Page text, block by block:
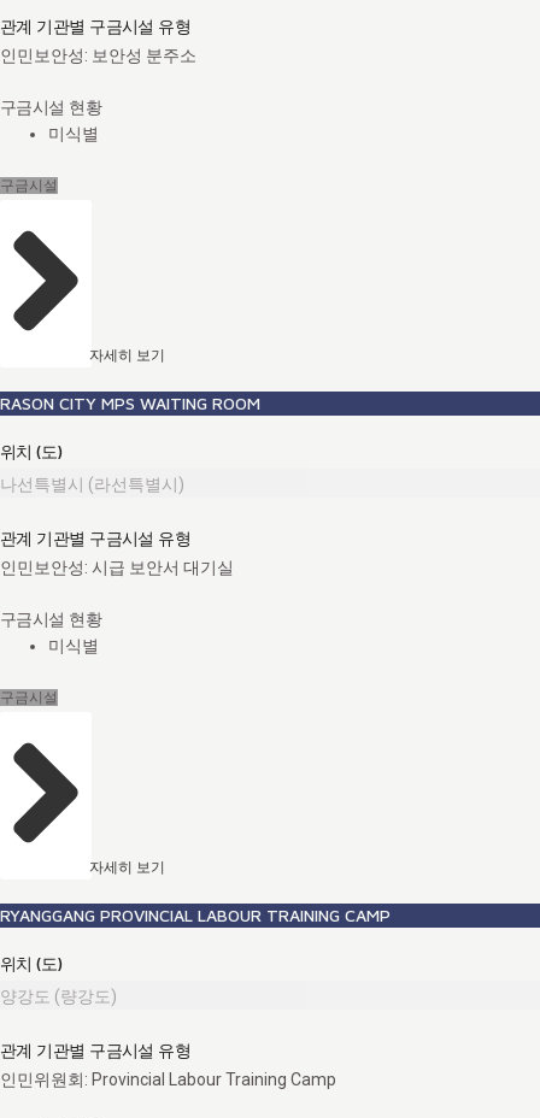
관계 기관별 구금시설 유형
인민보안성: 보안성 분주소
구금시설 현황
미식별
구금시설
자세히 보기
RASON CITY MPS WAITING ROOM
위치 (도)
나선특별시 (라선특별시)
관계 기관별 구금시설 유형
인민보안성: 시급 보안서 대기실
구금시설 현황
미식별
구금시설
자세히 보기
RYANGGANG PROVINCIAL LABOUR TRAINING CAMP
위치 (도)
양강도 (량강도)
관계 기관별 구금시설 유형
인민위원회: Provincial Labour Training Camp